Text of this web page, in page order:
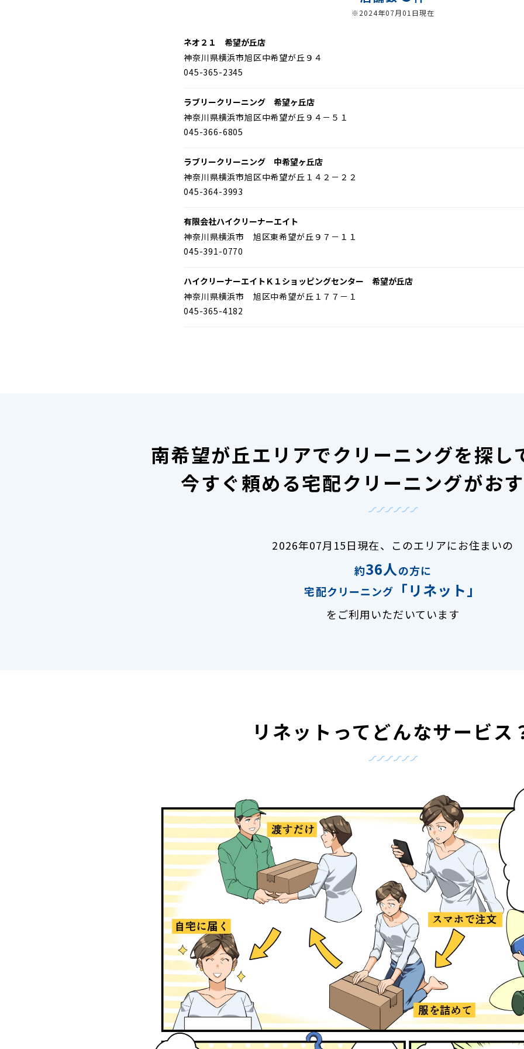
※2024年07月01日現在
ネオ２１ 希望が丘店
神奈川県横浜市旭区中希望が丘９４
045-365-2345
ラブリークリーニング 希望ヶ丘店
神奈川県横浜市旭区中希望が丘９４－５１
045-366-6805
ラブリークリーニング 中希望ヶ丘店
神奈川県横浜市旭区中希望が丘１４２－２２
045-364-3993
有限会社ハイクリーナーエイト
神奈川県横浜市 旭区東希望が丘９７－１１
045-391-0770
ハイクリーナーエイトＫ１ショッピングセンター 希望が丘店
神奈川県横浜市 旭区中希望が丘１７７－１
045-365-4182
南希望が丘エリアでクリーニングを探し
今すぐ頼める宅配クリーニングがお
2026年07月15日現在、
このエリアにお住まいの
約36人の方に
宅配クリーニング
「リネット」
をご利用いただいています
リネットってどんなサービス